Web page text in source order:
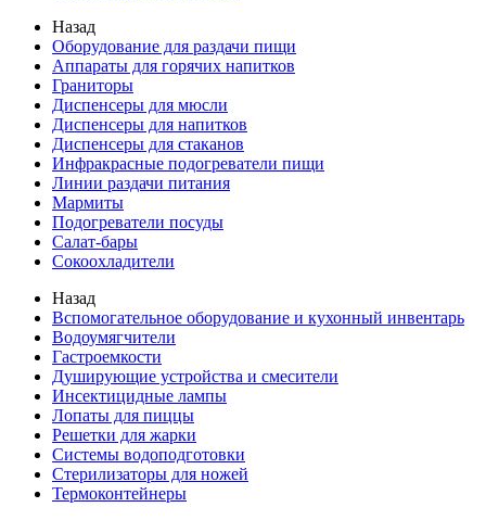
Назад
Оборудование для раздачи пищи
Аппараты для горячих напитков
Граниторы
Диспенсеры для мюсли
Диспенсеры для напитков
Диспенсеры для стаканов
Инфракрасные подогреватели пищи
Линии раздачи питания
Мармиты
Подогреватели посуды
Салат-бары
Сокоохладители
Назад
Вспомогательное оборудование и кухонный инвентарь
Водоумягчители
Гастроемкости
Душирующие устройства и смесители
Инсектицидные лампы
Лопаты для пиццы
Решетки для жарки
Системы водоподготовки
Стерилизаторы для ножей
Термоконтейнеры